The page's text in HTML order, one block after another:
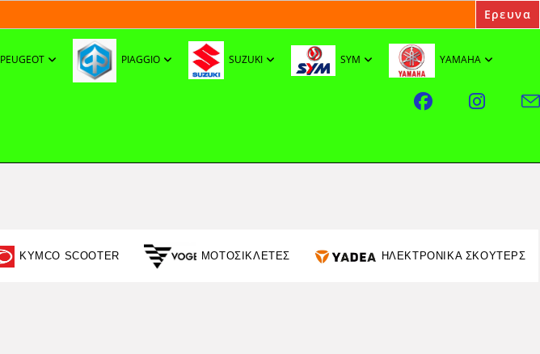
PEUGEOT PIAGGIO SUZUKI SYM YAMAHA
KYMCO SCOOTER ΜΟΤΟΣΙΚΛΕΤΕΣ ΗΛΕΚΤΡΟΝΙΚΑ ΣΚΟΥΤΕΡΣ